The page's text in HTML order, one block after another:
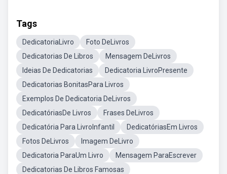
Tags
DedicatoriaLivro
Foto DeLivros
Dedicatorias De Libros
Mensagem DeLivros
Ideias De Dedicatorias
Dedicatoria LivroPresente
Dedicatorias BonitasPara Livros
Exemplos De Dedicatoria DeLivros
DedicatóriasDe Livros
Frases DeLivros
Dedicatória Para LivroInfantil
DedicatóriasEm Livros
Fotos DeLivros
Imagem DeLivro
Dedicatoria ParaUm Livro
Mensagem ParaEscrever
Dedicatorias De Libros Famosas